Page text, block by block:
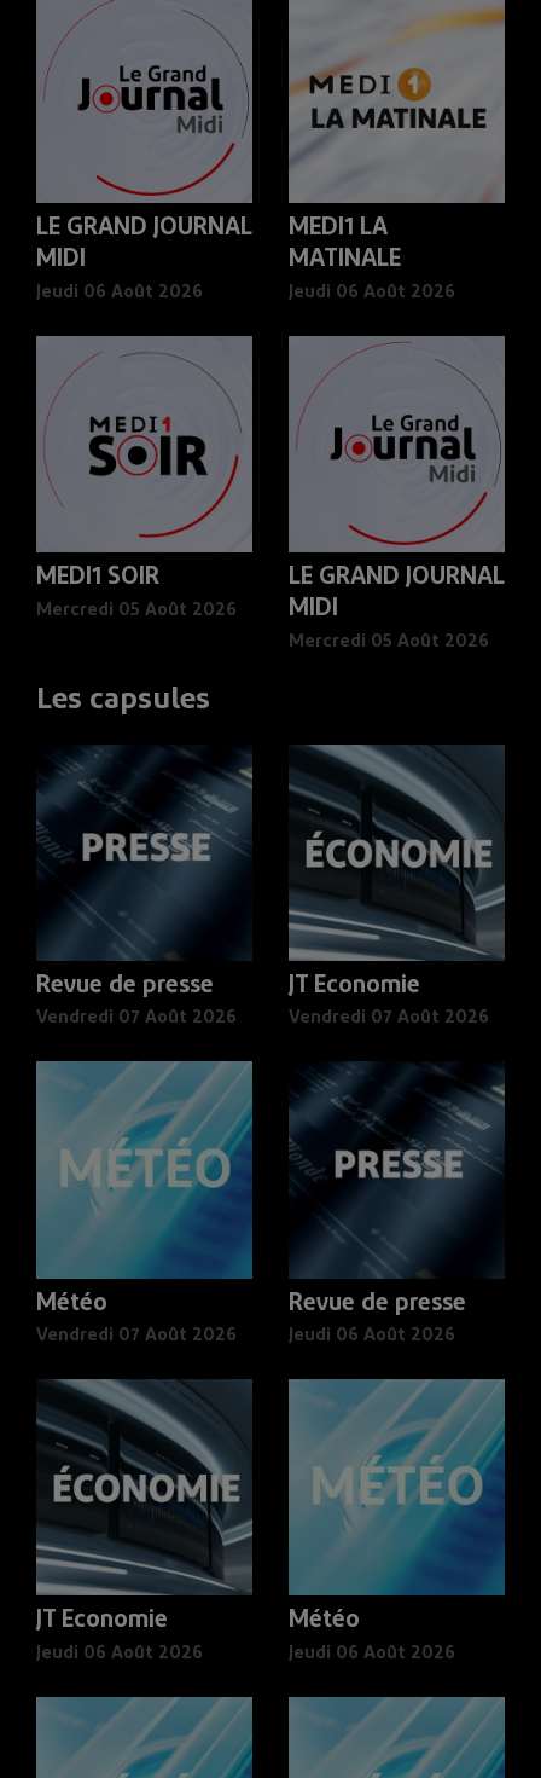
LE GRAND JOURNAL
MIDI
Jeudi 06 Août 2026
MEDI1 LA
MATINALE
Jeudi 06 Août 2026
MEDI1 SOIR
Mercredi 05 Août 2026
LE GRAND JOURNAL
MIDI
Mercredi 05 Août 2026
Les capsules
Revue de presse
Vendredi 07 Août 2026
JT Economie
Vendredi 07 Août 2026
Météo
Vendredi 07 Août 2026
Revue de presse
Jeudi 06 Août 2026
JT Economie
Jeudi 06 Août 2026
Météo
Jeudi 06 Août 2026